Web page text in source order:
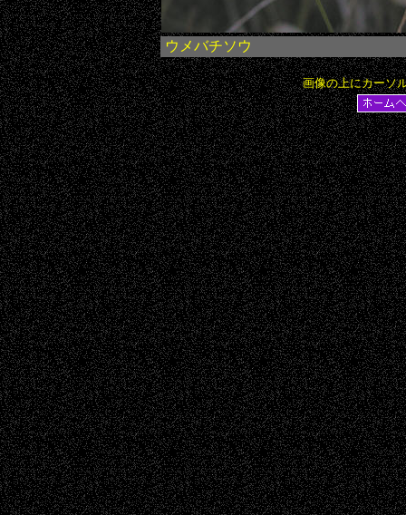
ウメバチソウ
画像の上にカーソ